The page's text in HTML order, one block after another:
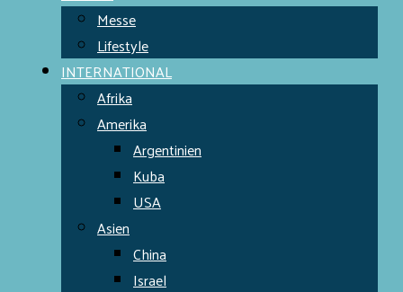
Messe
Lifestyle
INTERNATIONAL
Afrika
Amerika
Argentinien
Kuba
USA
Asien
China
Israel